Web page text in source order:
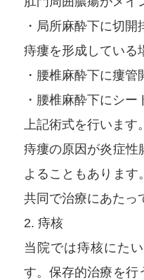
・局所麻酔下に切開
痔瘻を形成している
・腰椎麻酔下に瘻管
・腰椎麻酔下にシー
上記術式を行います。
痔瘻の原因が炎症性
よることもあります
共同で治療にあたっ
2. 痔核
当院では痔核にた
す。保存的治療を行